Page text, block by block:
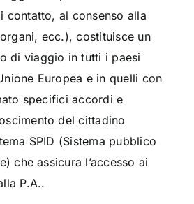
contatto, al consenso alla
ecc.), costituisce un
di viaggio in tutti i paesi
Europea e in quelli con
specifici accordi e
del cittadino
SPID (Sistema pubblico
che assicura l’accesso ai
P.A..